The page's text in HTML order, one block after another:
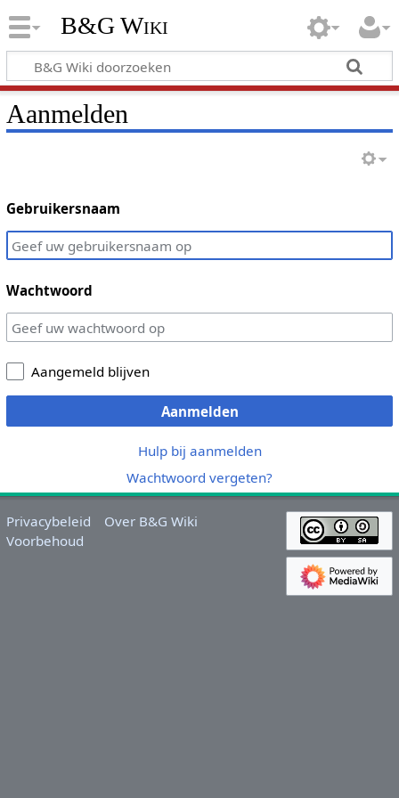
B&G Wiki
Aanmelden
Gebruikersnaam
Wachtwoord
Aangemeld blijven
Aanmelden
Hulp bij aanmelden
Wachtwoord vergeten?
Privacybeleid
Over B&G Wiki
Voorbehoud